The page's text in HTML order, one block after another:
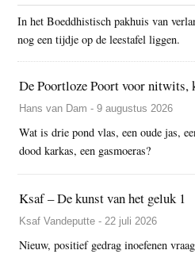
In het Boeddhistisch pakhuis van
nog een tijdje op de leestafel liggen.
De Poortloze Poort voor nitwits,
Hans van Dam - 9 augustus 2026
Wat is drie pond vlas, een oude jas,
dood karkas, een gasmoeras?
Ksaf – De kunst van het geluk 1
Ksaf Vandeputte - 22 juli 2026
Nieuw, positief gedrag inoefenen